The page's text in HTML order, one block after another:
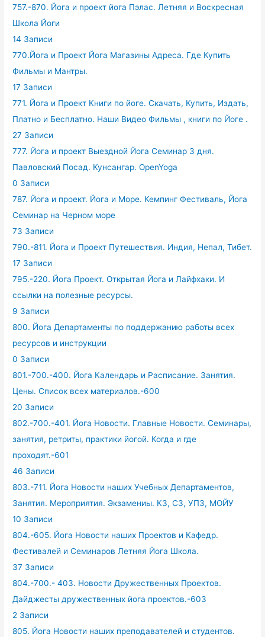
757.-870. Йога и проект йога Пэлас. Летняя и Воскресная
Школа Йоги
14 Записи
770.Йога и Проект Йога Магазины Адреса. Где Купить
Фильмы и Мантры.
17 Записи
771. Йога и Проект Книги по йоге. Скачать, Купить, Издать,
Платно и Бесплатно. Наши Видео Фильмы , книги по Йоге .
27 Записи
777. Йога и проект Выездной Йога Семинар 3 дня.
Павловский Посад. Кунсангар. OpenYoga
0 Записи
787. Йога и проект. Йога и Море. Кемпинг Фестиваль, Йога
Семинар на Черном море
73 Записи
790.-811. Йога и Проект Путешествия. Индия, Непал, Тибет.
17 Записи
795.-220. Йога Проект. Открытая Йога и Лайфхаки. И
ссылки на полезные ресурсы.
9 Записи
800. Йога Департаменты по поддержанию работы всех
ресурсов и инструкции
0 Записи
801.-700.-400. Йога Календарь и Расписание. Занятия.
Цены. Список всех материалов.-600
20 Записи
802.-700.-401. Йога Новости. Главные Новости. Семинары,
занятия, ретриты, практики йогой. Когда и где
проходят.-601
46 Записи
803.-711. Йога Новости наших Учебных Департаментов,
Занятия. Мероприятия. Экзамениы. КЗ, СЗ, УПЗ, МОЙУ
10 Записи
804.-605. Йога Новости наших Проектов и Кафедр.
Фестивалей и Семинаров Летняя Йога Школа.
37 Записи
804.-700.- 403. Новости Дружественных Проектов.
Дайджесты дружественных йога проектов.-603
2 Записи
805. Йога Новости наших преподавателей и студентов.